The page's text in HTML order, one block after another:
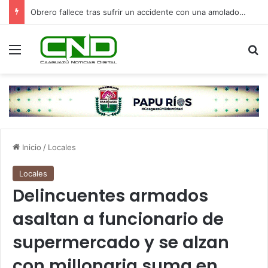
Obrero fallece tras sufrir un accidente con una amoladora en Canindeyú
Menú
Inicio / Locales
Locales
Delincuentes armados
asaltan a funcionario de
supermercado y se alzan